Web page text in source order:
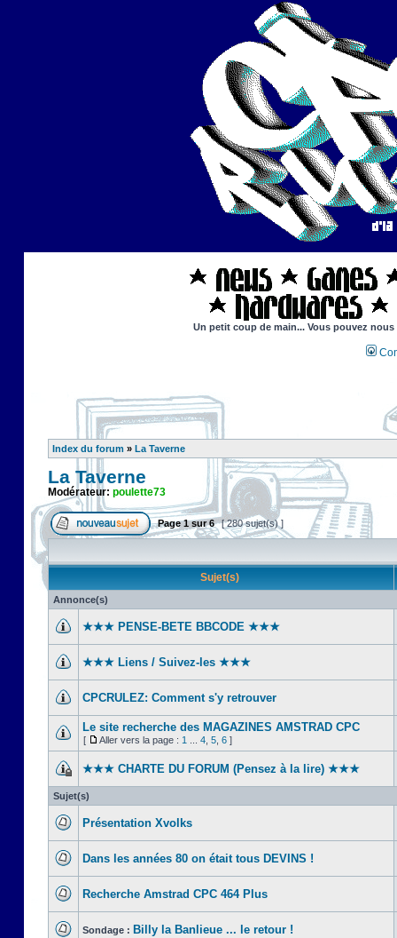
Un petit coup de main... Vous pouvez
Index du forum » La Taverne
La Taverne
Modérateur: poulette73
Page1sur6 [ 280 sujet(s) ]
Sujet(s)
Annonce(s)
★★★ PENSE-BETE BBCODE ★★★
★★★ Liens / Suivez-les ★★★
CPCRULEZ: Comment s'y retrouver‎
Le site recherche des MAGAZINES AMSTRAD CPC
[ Aller vers la page : 1 4 5 6 ]
★★★ CHARTE DU FORUM (Pensez à la lire) ★★★
Sujet(s)
Présentation Xvolks
Dans les années 80 on était tous DEVINS !
Recherche Amstrad CPC 464 Plus
Sondage : Billy la Banlieue ... le retour !